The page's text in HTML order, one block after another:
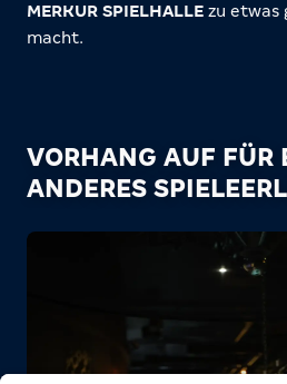
MERKUR SPIELHALLE zu etwas
macht.
VORHANG AUF FÜR
ANDERES